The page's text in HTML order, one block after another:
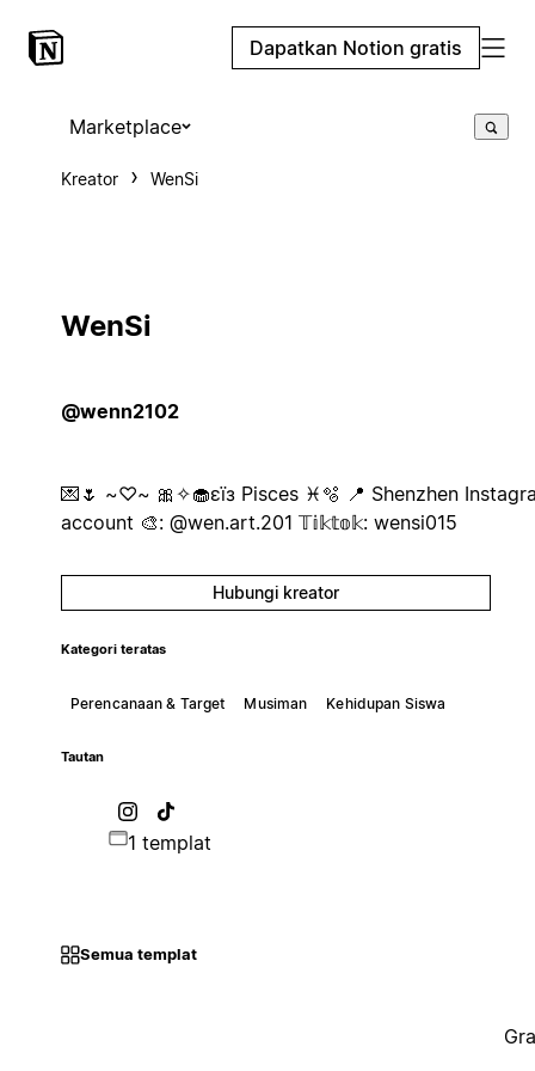
Dapatkan Notion gratis
Marketplace
Kreator WenSi
WenSi
@wenn2102
💌🌷 ~♡~ 🎀✧🧁εïз Pisces ♓️🫧 📍 Shenzhen
account 🎨: @wen.art.201 𝕋𝕚𝕜𝕥𝕠𝕜: wensi015
Hubungi kreator
Kategori teratas
Perencanaan & Target Musiman Kehidupan Siswa
Tautan
1 templat
Semua templat